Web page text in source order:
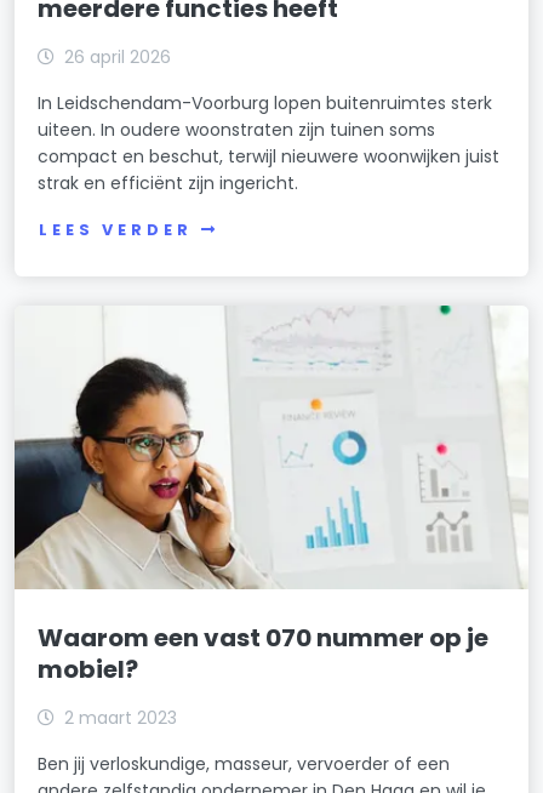
meerdere functies heeft
26 april 2026
In Leidschendam-Voorburg lopen buitenruimtes sterk
uiteen. In oudere woonstraten zijn tuinen soms
compact en beschut, terwijl nieuwere woonwijken juist
strak en efficiënt zijn ingericht.
LEES VERDER
Waarom een vast 070 nummer op je
mobiel?
2 maart 2023
Ben jij verloskundige, masseur, vervoerder of een